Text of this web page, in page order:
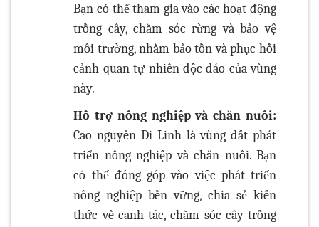
Bạn có thể tham gia vào các hoạt động
trồng cây, chăm sóc rừng và bảo vệ
môi trường, nhằm bảo tồn và phục hồi
cảnh quan tự nhiên độc đáo của vùng
này.
Hỗ trợ nông nghiệp và chăn nuôi:
Cao nguyên Di Linh là vùng đất phát
triển nông nghiệp và chăn nuôi. Bạn
có thể đóng góp vào việc phát triển
nông nghiệp bền vững, chia sẻ kiến
thức về canh tác, chăm sóc cây trồng